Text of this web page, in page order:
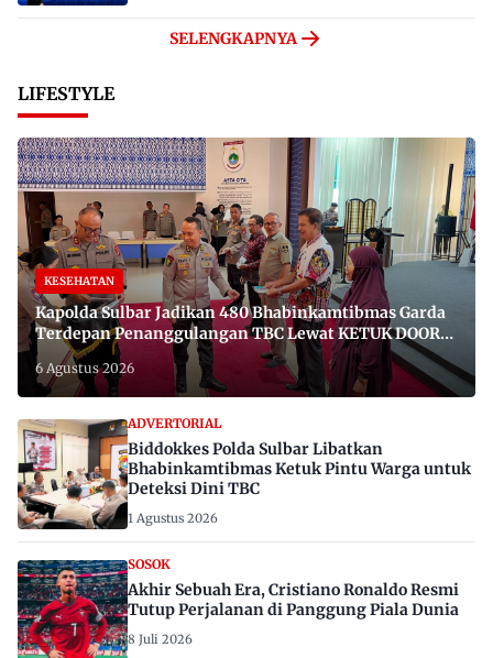
SELENGKAPNYA
LIFESTYLE
KESEHATAN
Kapolda Sulbar Jadikan 480 Bhabinkamtibmas Garda
Terdepan Penanggulangan TBC Lewat KETUK DOORS
di 650 Desa
6 Agustus 2026
ADVERTORIAL
Biddokkes Polda Sulbar Libatkan
Bhabinkamtibmas Ketuk Pintu Warga untuk
Deteksi Dini TBC
1 Agustus 2026
SOSOK
Akhir Sebuah Era, Cristiano Ronaldo Resmi
Tutup Perjalanan di Panggung Piala Dunia
8 Juli 2026